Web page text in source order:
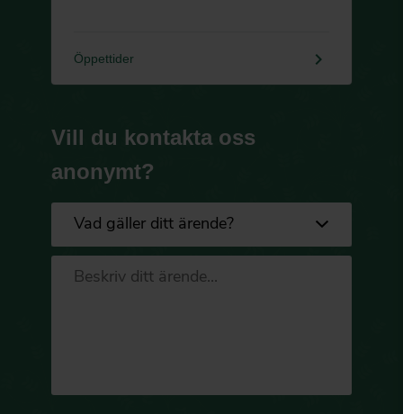
Öppettider keyboard_arrow_right
Vill du kontakta oss
anonymt?